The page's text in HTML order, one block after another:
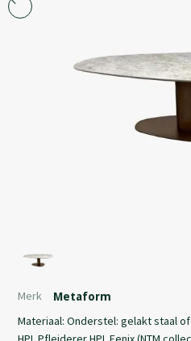
Materiaal: Onderstel: gelakt staal of
Merk Metaform